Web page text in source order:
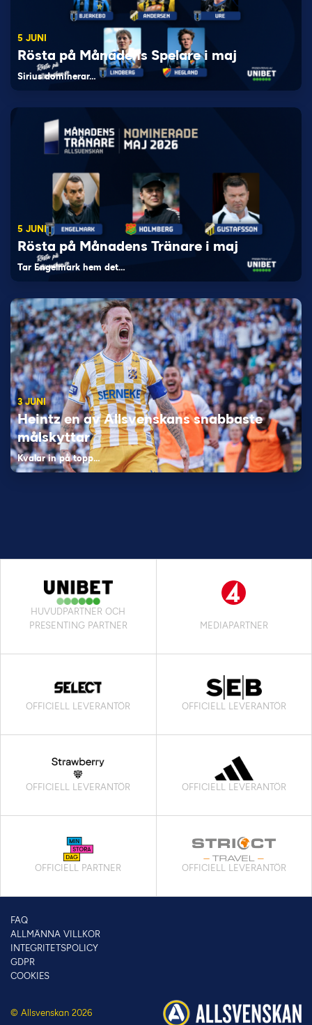
5 JUNI
Rösta på Månadens Spelare i maj
Sirius dominerar…
5 JUNI
Rösta på Månadens Tränare i maj
Tar Engelmark hem det…
3 JUNI
Heintz en av Allsvenskans snabbaste
målskyttar
Kvalar in på topp…
HUVUDPARTNER OCH
PRESENTING PARTNER
MEDIAPARTNER
OFFICIELL LEVERANTÖR OFFICIELL LEVERANTÖR
OFFICIELL LEVERANTÖR OFFICIELL LEVERANTÖR
OFFICIELL PARTNER OFFICIELL LEVERANTÖR
© Allsvenskan 2026
FAQ
ALLMÄNNA VILLKOR
INTEGRITETSPOLICY
GDPR
COOKIES